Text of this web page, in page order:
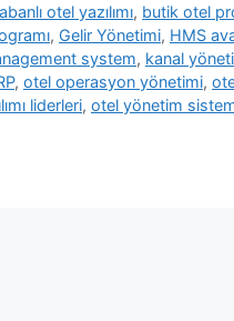
otel yazılımı, butik otel
, Gelir Yönetimi, HMS
system, kanal
, otel operasyon yönetimi,
liderleri, otel yönetim